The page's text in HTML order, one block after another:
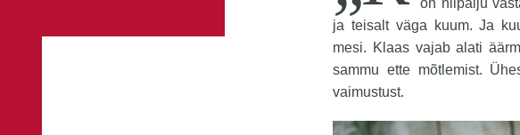
ja teisalt väga kuum. Ja
mesi. Klaas vajab alati
sammu ette mõtlemist.
vaimustust.